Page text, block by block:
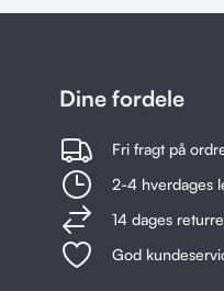
Dine fordele
Fri fragt på
2-4 hverdages
14 dages
God